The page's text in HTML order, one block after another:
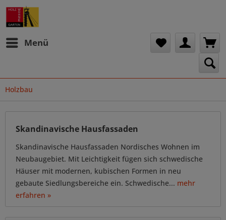
Menü
Holzbau
Skandinavische Hausfassaden
Skandinavische Hausfassaden Nordisches Wohnen im
Neubaugebiet. Mit Leichtigkeit fügen sich schwedische
Häuser mit modernen, kubischen Formen in neu
gebaute Siedlungsbereiche ein. Schwedische... mehr
erfahren »